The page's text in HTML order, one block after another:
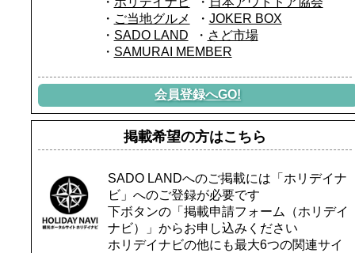
ご当地グルメ
JOKER BOX
SADO LAND
さど市場
SAMURAI MEMBER
会員登録へGO!
掲載希望の方はこちら
SADO LANDへのご掲載には「ホリデイナ
ビ」へのご登録が必要です
下ボタンの「掲載申請フォーム（ホリデイ
ナビ）」からお申し込みください
ホリデイナビの他にも最大6つの関連サイ